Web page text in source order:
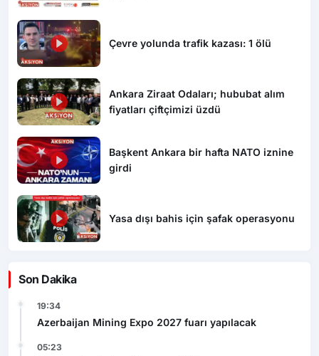
Çevre yolunda trafik kazası: 1 ölü
Ankara Ziraat Odaları; hububat alım
fiyatları çiftçimizi üzdü
Başkent Ankara bir hafta NATO iznine
girdi
Yasa dışı bahis için şafak operasyonu
Son Dakika
19:34
Azerbaijan Mining Expo 2027 fuarı yapılacak
05:23